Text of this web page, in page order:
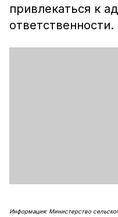
привлекаться к
ответственности.
Информация: Министерство